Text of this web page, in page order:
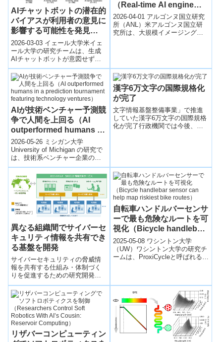
AIチャットボットの潜在的
バイアスが利用者の意見に
影響する可能性を発見
（AI’s hidden bias:
Chatbots can influence
opinions without trying）
2026-03-03 イェール大学米イェ
ール大学の研究チームは、生成
AIチャットボットが意図せず
人々の意見形成に影響を与える
「隠れたバイアス」を持つ可能
性を明ら...
（Real-time AI engine
poised to revolutionize
large-scale imaging
data）
2026-04-01 アルゴンヌ国立研究
所（ANL）米アルゴンヌ国立研
究所は、大規模イメージングデ
AIが技術ベンチャー予測競
争で人間を上回る（AI
outperformed humans in
a prediction tournament
featuring technology
ventures）
2026-05-26 ミシガン大学
University of Michigan の研究で
は、技術系ベンチャー企業の将
来性を予測するトーナメント形
式の実験で、AI...
漢字6万文字の国際規格化
が完了
文字情報基盤整備事業」で推進
していた漢字6万文字の国際規格
化が完了行政機関では今後、コ
異なる組織間でサイバーセ
キュリティ情報を共有でき
る基盤を開発
サイバーセキュリティの脅威情
報を共有する仕組み・体制づく
りを促進するための研究開発を
行っており、世界中から報告さ
れるセキュリティ情報を異なる
組織間で迅速かつ安全に共有す
るための情報共有基盤を開発し
た。
自転車ハンドルバーセンサ
ーで最も危険なルートを可
視化（Bicycle handlebar
sensor can help map
riskiest bike routes）
2025-05-08 ワシントン大学
（UW）ワシントン大学の研究チ
ームは、ProxiCycleと呼ばれる自
リザバーコンピューティン